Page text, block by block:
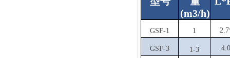
(m3/h)
GSF-1 1 2.7
GSF-3 1-3